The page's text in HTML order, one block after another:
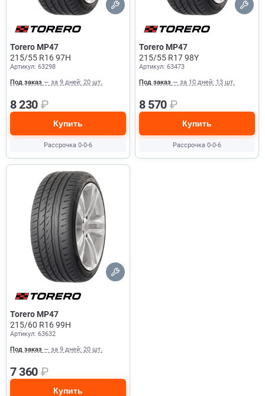
Torero MP47
215/55 R16 97H
Артикул: 63298
Под заказ — за 9 дней: 20 шт.
8 230 ₽
Купить
Рассрочка 0-0-6
Torero MP47
215/55 R17 98Y
Артикул: 63473
Под заказ — за 10 дней: 13 шт.
8 570 ₽
Купить
Рассрочка 0-0-6
Torero MP47
215/60 R16 99H
Артикул: 63632
Под заказ — за 9 дней: 20 шт.
7 360 ₽
Купить